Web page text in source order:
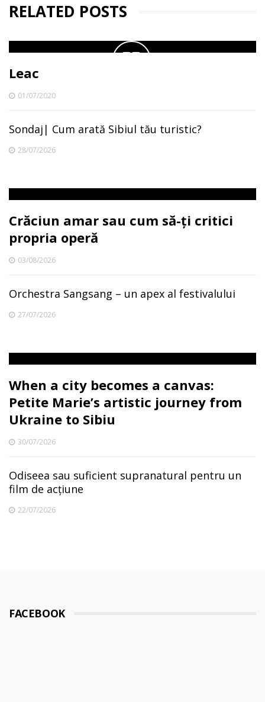
RELATED POSTS
Leac
01/07/2020
Sondaj| Cum arată Sibiul tău turistic?
28/07/2026
Crăciun amar sau cum să-ți critici
propria operă
03/08/2026
Orchestra Sangsang – un apex al festivalului
27/07/2026
When a city becomes a canvas:
Petite Marie’s artistic journey from
Ukraine to Sibiu
30/07/2026
Odiseea sau suficient supranatural pentru un
film de acțiune
22/07/2026
FACEBOOK